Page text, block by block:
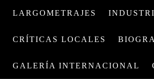
LARGOMETRAJES
CRÍTICAS LOCALES
GALERÍA INTERNACIONAL